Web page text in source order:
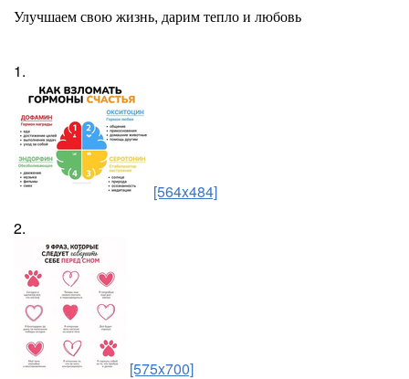
Улучшаем свою жизнь, дарим тепло и любовь
1.
[564x484]
2.
[575x700]